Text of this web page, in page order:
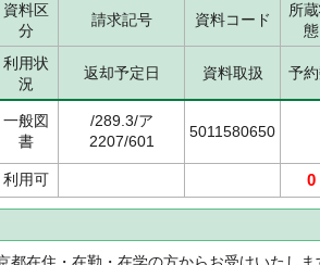
資料区
分
請求記号 資料コード
所
態
利用状
況
返却予定日 資料取扱 予
一般図
書
/289.3/ア
2207/601
5011580650
利用可 0